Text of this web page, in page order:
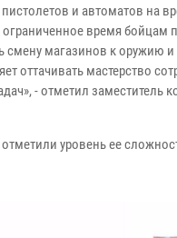
и автоматов на
время бойцам
магазинов к оружию
оттачивать мастерство
- отметил заместитель
уровень ее